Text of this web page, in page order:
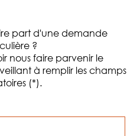
part d'une demande
?
nous faire parvenir le
à remplir les champs
(*).